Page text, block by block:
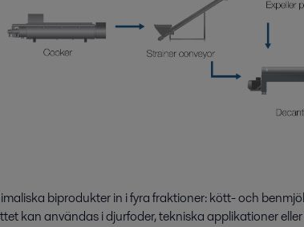
biprodukter in i fyra fraktioner: kött- och
kan användas i djurfoder, tekniska applikationer